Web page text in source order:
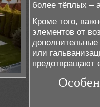
более тёплых
Кроме того,
элементов от
дополнительные
или
предотвращают